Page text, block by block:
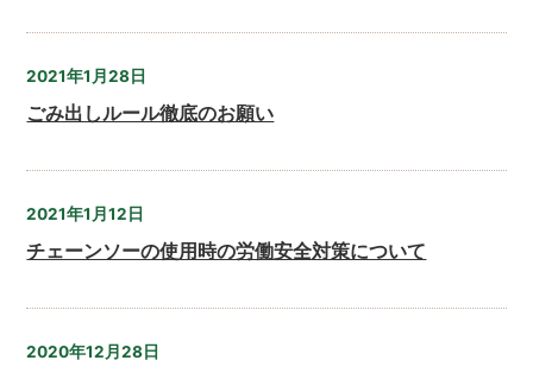
2021年1月28日
ごみ出しルール徹底のお願い
2021年1月12日
チェーンソーの使用時の労働安全対策について
2020年12月28日